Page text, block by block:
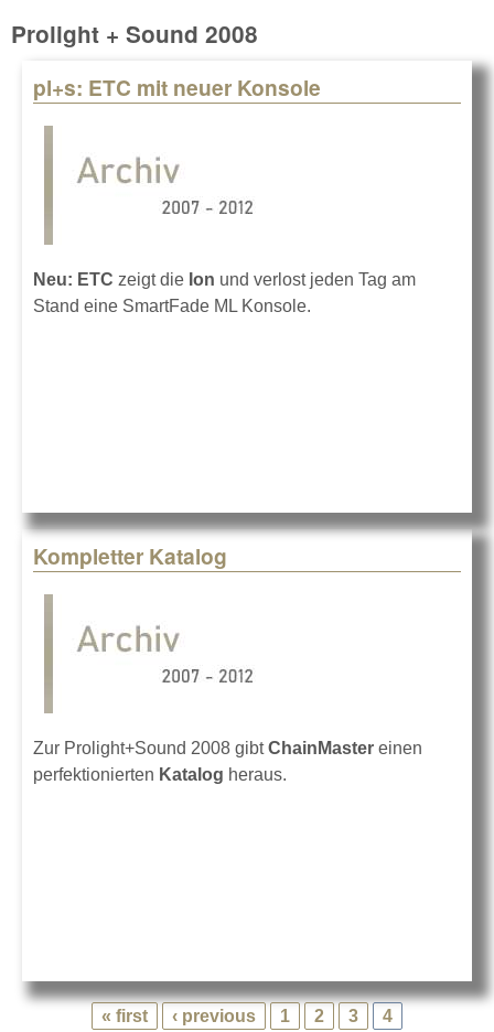
Prolight + Sound 2008
pl+s: ETC mit neuer Konsole
Neu: ETC zeigt die Ion und verlost jeden Tag am
Stand eine SmartFade ML Konsole.
Kompletter Katalog
Zur Prolight+Sound 2008 gibtChainMaster einen
perfektionierten Katalog heraus.
Pages
« first ‹ previous 1 2 3 4